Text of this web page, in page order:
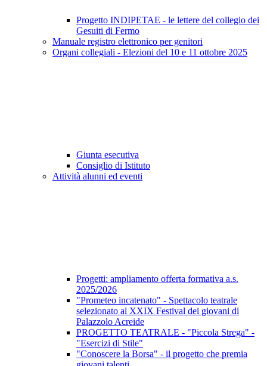
Progetto INDIPETAE - le lettere del collegio dei
Gesuiti di Fermo
Manuale registro elettronico per genitori
Organi collegiali - Elezioni del 10 e 11 ottobre 2025
Giunta esecutiva
Consiglio di Istituto
Attività alunni ed eventi
Progetti: ampliamento offerta formativa a.s.
2025/2026
"Prometeo incatenato" - Spettacolo teatrale
selezionato al XXIX Festival dei giovani di
Palazzolo Acreide
PROGETTO TEATRALE - "Piccola Strega" -
"Esercizi di Stile"
"Conoscere la Borsa" - il progetto che premia